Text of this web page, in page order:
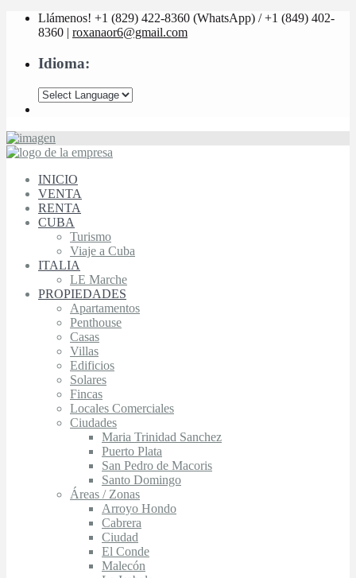
Llámenos! +1 (829) 422-8360 (WhatsApp) / +1 (849) 402-
8360 | roxanaor6@gmail.com
Idioma:
INICIO
VENTA
RENTA
CUBA
Turismo
Viaje a Cuba
ITALIA
LE Marche
PROPIEDADES
Apartamentos
Penthouse
Casas
Villas
Edificios
Solares
Fincas
Locales Comerciales
Ciudades
Maria Trinidad Sanchez
Puerto Plata
San Pedro de Macoris
Santo Domingo
Áreas / Zonas
Arroyo Hondo
Cabrera
Ciudad
El Conde
Malecón